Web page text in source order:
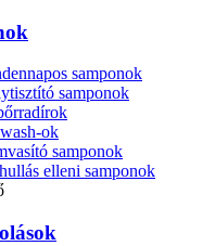
samponok
samponok
ok
samponok
elleni samponok